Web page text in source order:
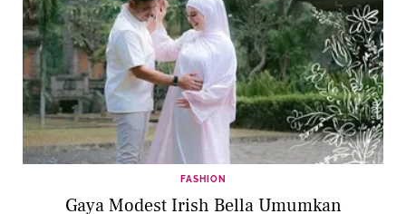
FASHION
Gaya Modest Irish Bella Umumkan